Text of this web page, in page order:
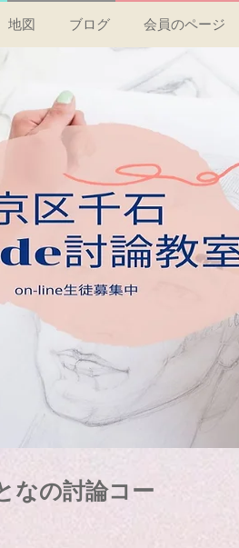
地図 ブログ 会員のページ
なの討論コー